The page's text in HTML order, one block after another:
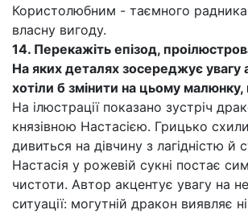
Користолюбним - таємного
власну вигоду.
14. Перекажіть епізод,
На яких деталях зосереджує
хотіли б змінити на цьому
На ілюстрації показано зустріч
князівною Настасією. Грицько
дивиться на дівчину з лагідністю й
Настасія у рожевій сукні постає
чистоти. Автор акцентує увагу на
ситуації: могутній дракон виявляє